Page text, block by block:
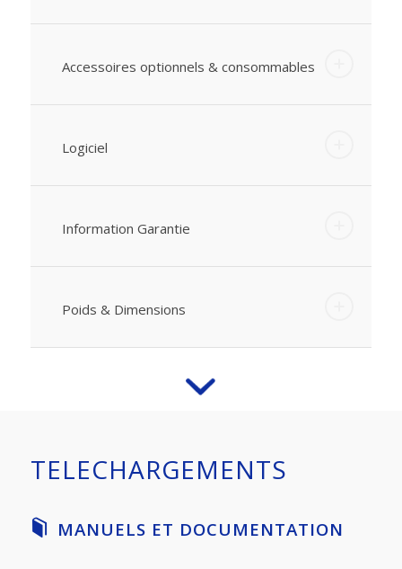
Accessoires optionnels & consommables
Logiciel
Information Garantie
Poids & Dimensions
TELECHARGEMENTS
MANUELS ET DOCUMENTATION